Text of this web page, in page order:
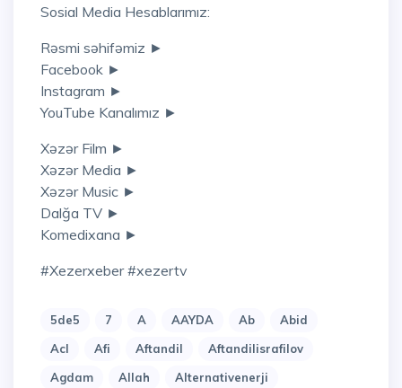
Sosial Media Hesablarımız:
Rəsmi səhifəmiz ►
Facebook ►
Instagram ►
YouTube Kanalımız ►
Xəzər Film ►
Xəzər Media ►
Xəzər Music ►
Dalğa TV ►
Komedixana ►
#xezerxeber #xezertv
5de5 7 A AAYDA Ab
Abid
Acl
Afi Aftandil
Aftandilisrafilov
Agdam
Allah
Alternativenerji